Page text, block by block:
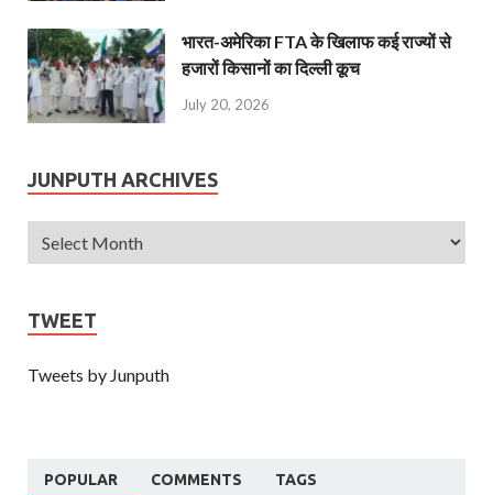
भारत-अमेरिका FTA के खिलाफ कई राज्यों से
हजारों किसानों का दिल्ली कूच
July 20, 2026
JUNPUTH ARCHIVES
TWEET
Tweets by Junputh
POPULAR COMMENTS TAGS